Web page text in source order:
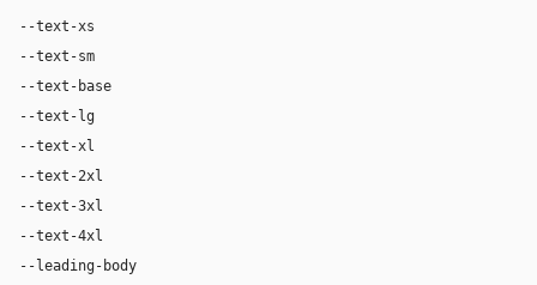
--text-xs
--text-sm
--text-base
--text-lg
--text-xl
--text-2xl
--text-3xl
--text-4xl
--leading-body